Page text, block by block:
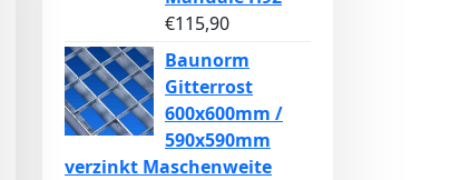
€115,90
Baunorm
Gitterrost
600x600mm /
590x590mm
verzinkt Maschenweite